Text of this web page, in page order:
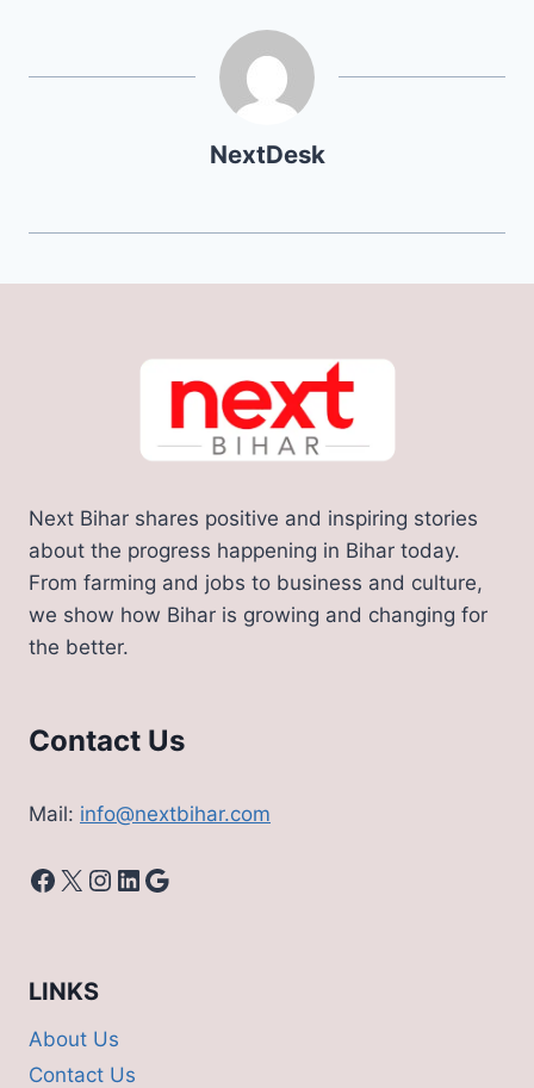
NextDesk
Next Bihar shares positive and inspiring stories
about the progress happening in Bihar today.
From farming and jobs to business and culture,
we show how Bihar is growing and changing for
the better.
Contact Us
Mail: info@nextbihar.com
Facebook
X Instagram
LinkedIn
Google
LINKS
About Us
Contact Us